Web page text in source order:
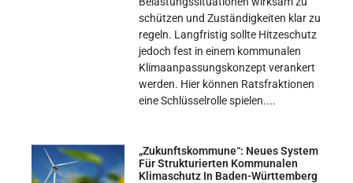
schützen und Zuständigkeiten klar zu
regeln. Langfristig sollte Hitzeschutz
jedoch fest in einem kommunalen
Klimaanpassungskonzept verankert
werden. Hier können Ratsfraktionen
eine Schlüsselrolle spielen.
„Zukunftskommune“: Neues System
Für Strukturierten Kommunalen
Klimaschutz In Baden-Württemberg